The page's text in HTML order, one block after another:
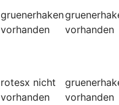
gruenerhaken
vorhanden
vorhanden
rotesx nicht
vorhanden
vorhanden